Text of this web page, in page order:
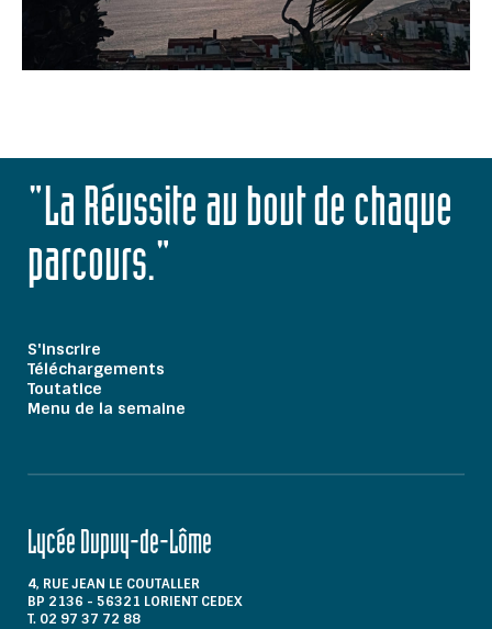
"La Réussite au bout de chaque
parcours."
S'inscrire
Téléchargements
Toutatice
Menu de la semaine
Lycée Dupuy-de-Lôme
4, RUE JEAN LE COUTALLER
BP 2136 - 56321 LORIENT CEDEX
T. 02 97 37 72 88